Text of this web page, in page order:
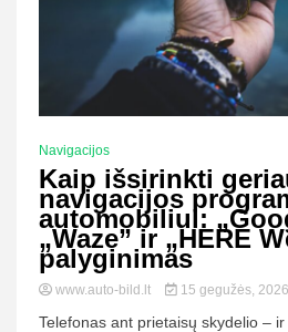
Navigacijos
Kaip išsirinkti
navigacijos
automobiliui:
„Waze” ir „HERE
palyginimas
www.auto-bild.lt 15 gegužės, 2026
Telefonas ant prietaisų skydelio –